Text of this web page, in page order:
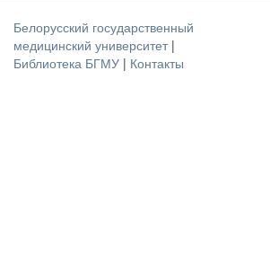
Белорусский государственный
медицинский университет |
Библиотека БГМУ | Контакты